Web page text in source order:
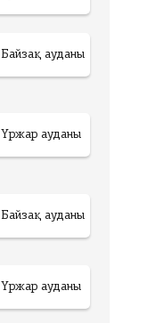
Байзақ ауданы
Үржар ауданы
Байзақ ауданы
Үржар ауданы